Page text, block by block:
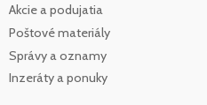
Akcie a podujatia
Poštové materiály
Správy a oznamy
Inzeráty a ponuky